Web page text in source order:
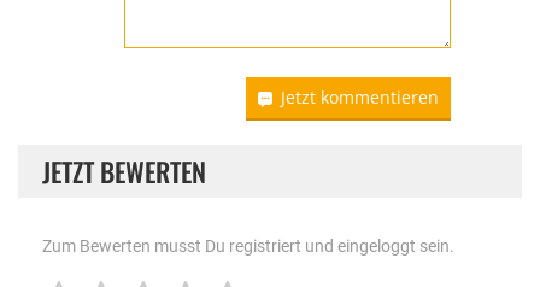
Jetzt kommentieren
JETZT BEWERTEN
Zum Bewerten musst Du registriert und eingeloggt sein.